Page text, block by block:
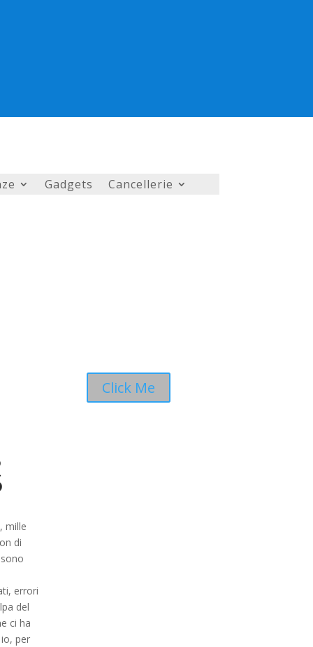
Gadgets Cancellerie
mille
di
errori
del
ci ha
per
Click Me